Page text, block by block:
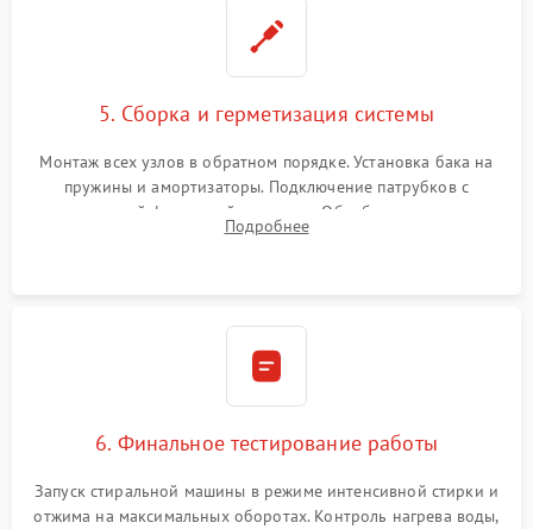
5. Сборка и герметизация системы
Монтаж всех узлов в обратном порядке. Установка бака на
пружины и амортизаторы. Подключение патрубков с
надежной фиксацией хомутами. Обработка стыков
герметиком для предотвращения возможных протечек воды.
Подробнее
6. Финальное тестирование работы
Запуск стиральной машины в режиме интенсивной стирки и
отжима на максимальных оборотах. Контроль нагрева воды,